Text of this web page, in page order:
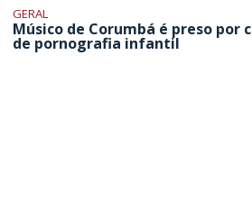
GERAL
Músico de Corumbá é preso
de pornografia infantil